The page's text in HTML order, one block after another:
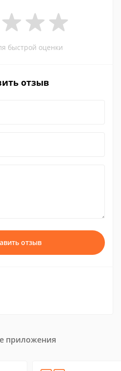
быстрой оценки
отзыв
отзыв
приложения